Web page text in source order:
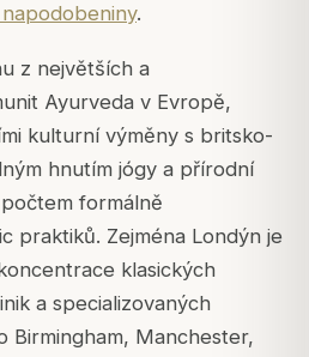
.
z největších a
Ayurveda v Evropě,
kulturní výměny s britsko-
hnutím jógy a přírodní
formálně
praktiků. Zejména Londýn je
klasických
a specializovaných
Birmingham, Manchester,